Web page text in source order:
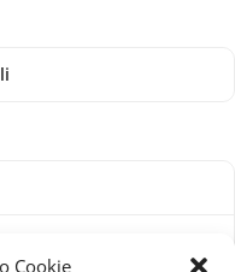
Cookie